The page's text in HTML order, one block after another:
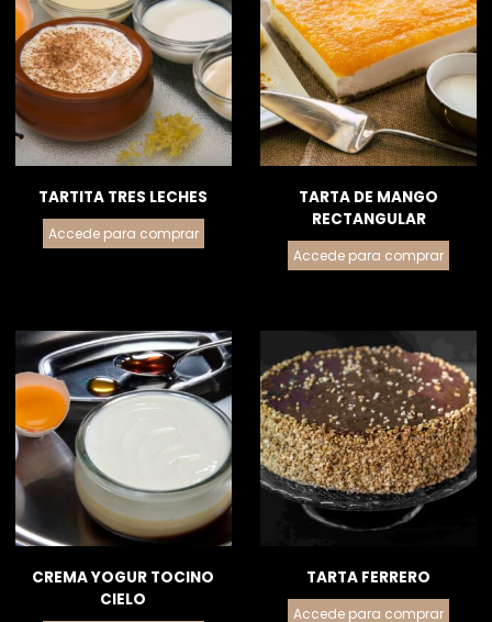
TARTITA TRES LECHES
Accede para comprar
TARTA DE MANGO
RECTANGULAR
Accede para comprar
CREMA YOGUR TOCINO
CIELO
TARTA FERRERO
Accede para comprar